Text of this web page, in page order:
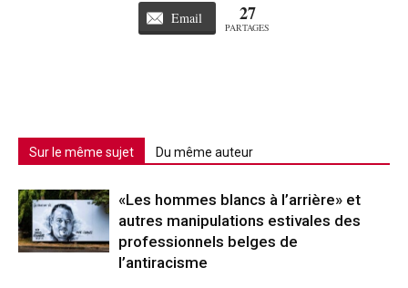
Email 27
PARTAGES
Sur le même sujet Du même auteur
«Les hommes blancs à l’arrière» et
autres manipulations estivales des
professionnels belges de
l’antiracisme